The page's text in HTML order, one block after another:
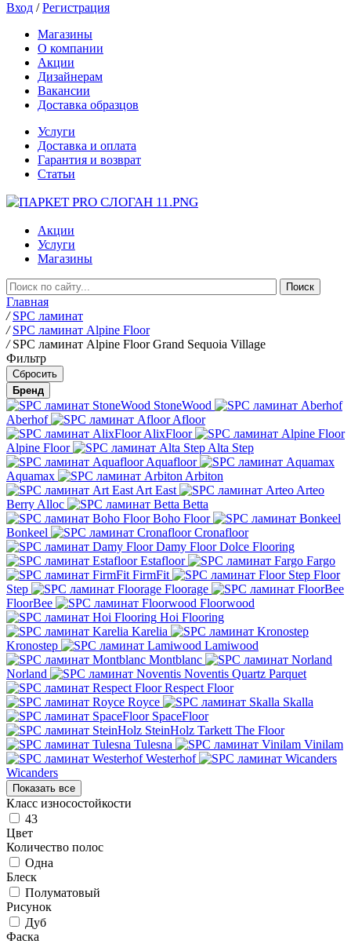
Вход /Регистрация
Магазины
О компании
Акции
Дизайнерам
Вакансии
Доставка образцов
Услуги
Доставка и оплата
Гарантия и возврат
Статьи
Акции
Услуги
Магазины
Главная
/ SPC ламинат
/ SPC ламинат Alpine Floor
/ SPC ламинат Alpine Floor Grand Sequoia Village
Фильтр
Бренд
StoneWood
Aberhof
Afloor
AlixFloor
Alpine Floor
Alta Step
Aquafloor
Aquamax
Arbiton
Art East
Arteo
Berry Alloc
Betta
Boho Floor
Bonkeel
Cronafloor
Damy Floor Dolce Flooring
Estafloor
Fargo
FirmFit
Floor
Step
Floorage
FloorBee
Floorwood
Hoi Flooring
Karelia
Kronostep
Lamiwood
Montblanc
Norland
Noventis Quartz Parquet
Respect Floor
Royce
Skalla
SpaceFloor
SteinHolz Tarkett The Floor
Tulesna
Vinilam
Westerhof
Wicanders
Показать все
Класс износостойкости
43
Цвет
Количество полос
Одна
Блеск
Полуматовый
Рисунок
Дуб
Фаска